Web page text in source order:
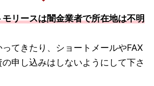
リースは闇金業者で所在地は不明
てきたり、ショートメールやFAX
申し込みはしないようにして下さ